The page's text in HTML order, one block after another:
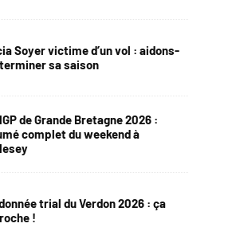
Soyer victime d’un vol : aidons-
sa saison
de Grande Bretagne 2026 :
complet du weekend à
trial du Verdon 2026 : ça
!